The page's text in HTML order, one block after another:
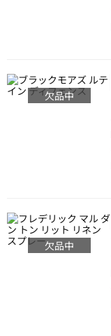
欠品中
欠品中